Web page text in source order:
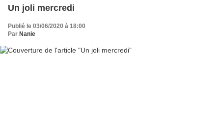
Un joli mercredi
Publié le 03/06/2020 à 18:00
Par Nanie